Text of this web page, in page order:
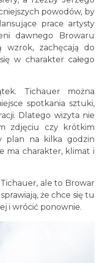
3-
powodów, by
prace artysty
dawnego Browaru
wzrok, zachęcają do
w charakter całego
Tichauer można
spotkania sztuki,
Dlatego wizyta nie
zdjęciu czy krótkim
plan na kilka godzin
ma charakter, klimat i
ale to Browar
że chce się tu
i wrócić ponownie.